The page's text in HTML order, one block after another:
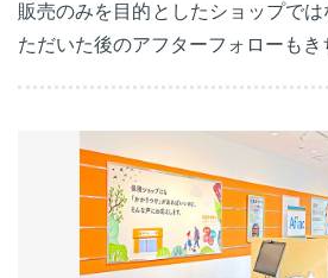
販売のみを目的としたショップで
ただいた後のアフターフォローもき